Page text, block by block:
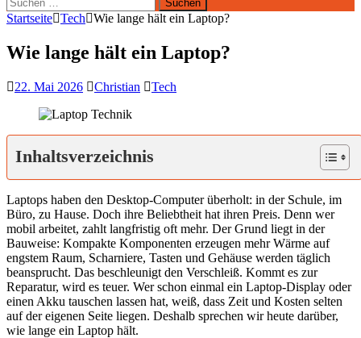
nach:
Startseite Tech Wie lange hält ein Laptop?
Wie lange hält ein Laptop?
22. Mai 2026 Christian Tech
Inhaltsverzeichnis
Laptops haben den Desktop-Computer überholt: in der Schule, im
Büro, zu Hause. Doch ihre Beliebtheit hat ihren Preis. Denn wer
mobil arbeitet, zahlt langfristig oft mehr. Der Grund liegt in der
Bauweise: Kompakte Komponenten erzeugen mehr Wärme auf
engstem Raum, Scharniere, Tasten und Gehäuse werden täglich
beansprucht. Das beschleunigt den Verschleiß. Kommt es zur
Reparatur, wird es teuer. Wer schon einmal ein Laptop-Display oder
einen Akku tauschen lassen hat, weiß, dass Zeit und Kosten selten
auf der eigenen Seite liegen. Deshalb sprechen wir heute darüber,
wie lange ein Laptop hält.